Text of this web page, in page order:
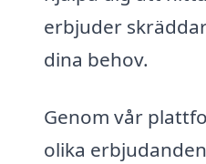
erbjuder
dina behov.
Genom vår
olika